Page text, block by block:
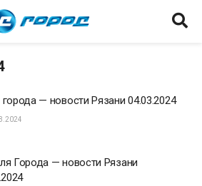
— новости Рязани 04.03.2024
Города — новости Рязани